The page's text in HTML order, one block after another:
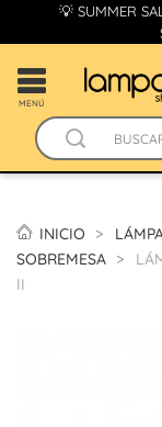
💡 SUMMER
MENÚ
INICIO
SOBREMESA
II